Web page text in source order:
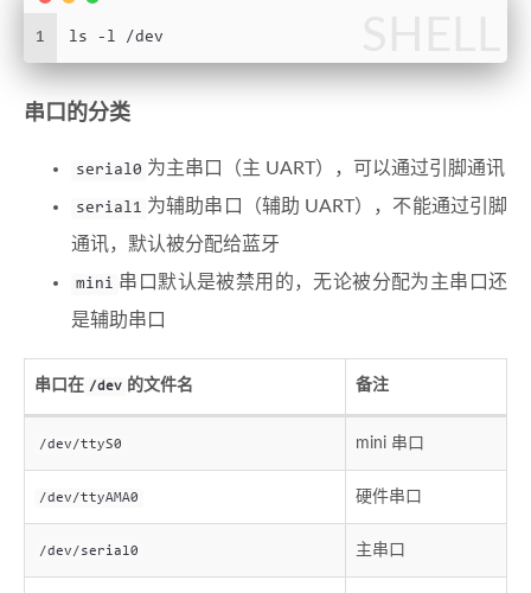
1 ls -l /dev
串口的分类
serial0 为主串口（主 UART），可以通过引脚通讯
serial1 为辅助串口（辅助 UART），不能通过引脚
通讯，默认被分配给蓝牙
mini 串口默认是被禁用的，无论被分配为主串口还
是辅助串口
串口在 /dev 的文件名 备注
/dev/ttyS0 mini 串口
/dev/ttyAMA0 硬件串口
/dev/serial0 主串口